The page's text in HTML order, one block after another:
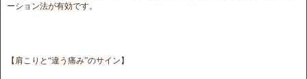
ーション法が有効です。
【肩こりと“違う痛み”のサイン】